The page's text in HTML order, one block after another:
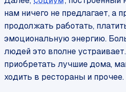
нам ничего не предлагает, а
продолжать работать,
эмоциональную энергию.
людей это вполне
приобретать лучшие дома,
ходить в рестораны и прочее.